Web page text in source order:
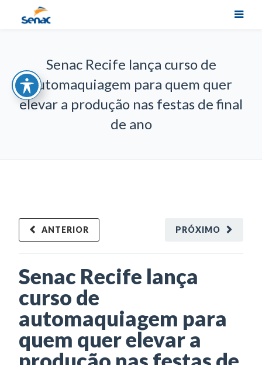
Senac Recife lança curso de
automaquiagem para quem quer
elevar a produção nas festas de final
de ano
PRÓXIMO
ANTERIOR
Senac Recife lança
curso de
automaquiagem para
quem quer elevar a